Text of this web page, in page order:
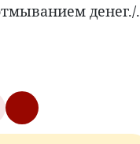
денег./.